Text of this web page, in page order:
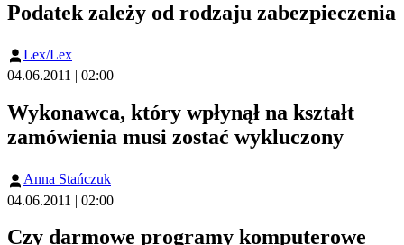
Podatek zależy od rodzaju zabezpieczenia
Lex/Lex
04.06.2011 | 02:00
Wykonawca, który wpłynął na kształt
zamówienia musi zostać wykluczony
Anna Stańczuk
04.06.2011 | 02:00
Czy darmowe programy komputerowe